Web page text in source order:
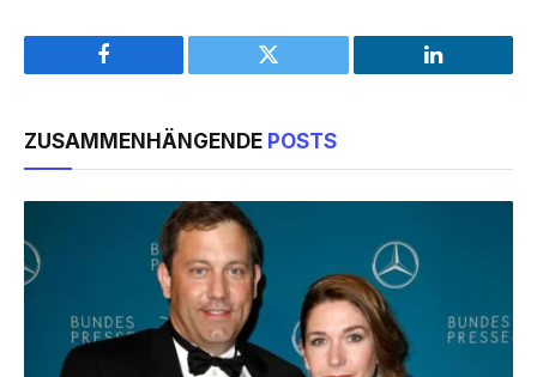
Facebook Twitter LinkedIn
ZUSAMMENHÄNGENDE POSTS